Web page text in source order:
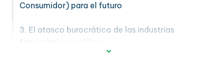
Consumidor) para el futuro
3. El atasco burocrático de las industrias
fotovoltaica y eólica